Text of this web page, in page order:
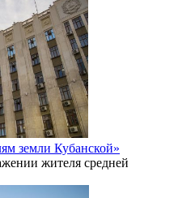
земли Кубанской»
жителя средней